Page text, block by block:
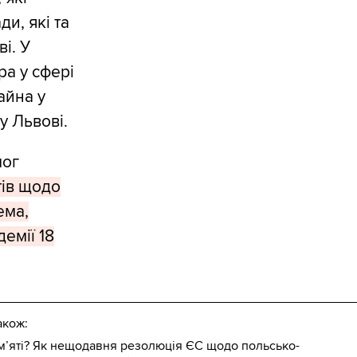
які та
У
у сфері
у
Львові.
щодо
18
Як нещодавня резолюція ЄС щодо польсько-